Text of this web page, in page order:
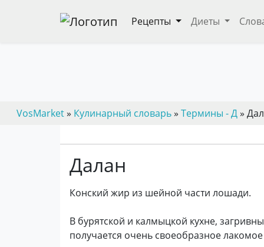
Рецепты Диеты
VosMarket» Кулинарный словарь» Термины - Д»
Далан
Конский жир из шейной части лошади.
В бурятской и калмыцкой кухне,
получается очень своеобразное